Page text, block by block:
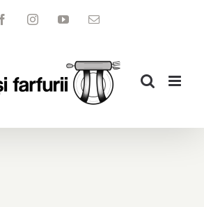
FacebookInstagramYouTubeEmail